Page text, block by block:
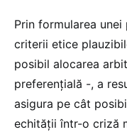
Prin formularea
criterii etice
posibil alocarea
preferențială -, a
asigura pe cât
echității într-o criză